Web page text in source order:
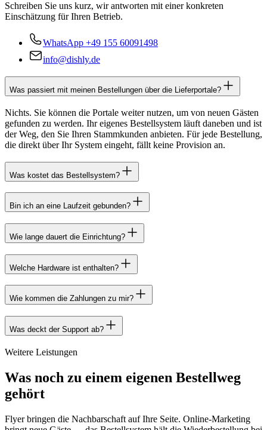
Schreiben Sie uns kurz, wir antworten mit einer konkreten
Einschätzung für Ihren Betrieb.
WhatsApp +49 155 60091498
info@dishly.de
Was passiert mit meinen Bestellungen über die Lieferportale?
Nichts. Sie können die Portale weiter nutzen, um von neuen Gästen
gefunden zu werden. Ihr eigenes Bestellsystem läuft daneben und ist
der Weg, den Sie Ihren Stammkunden anbieten. Für jede Bestellung,
die direkt über Ihr System eingeht, fällt keine Provision an.
Was kostet das Bestellsystem?
Bin ich an eine Laufzeit gebunden?
Wie lange dauert die Einrichtung?
Welche Hardware ist enthalten?
Wie kommen die Zahlungen zu mir?
Was deckt der Support ab?
Weitere Leistungen
Was noch zu einem eigenen Bestellweg
gehört
Flyer bringen die Nachbarschaft auf Ihre Seite. Online-Marketing